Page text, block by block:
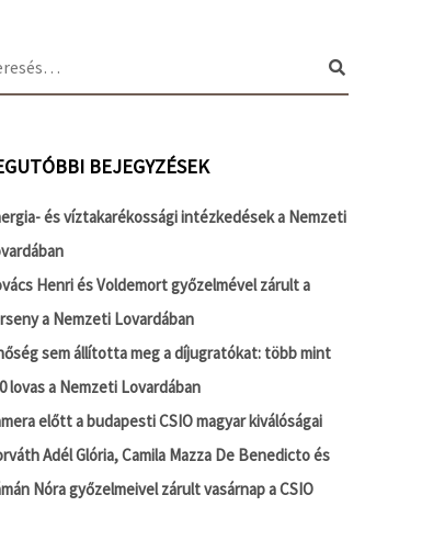
BEJEGYZÉSEK
és víztakarékossági intézkedések a Nemzeti
Henri és Voldemort győzelmével zárult a
a Nemzeti Lovardában
sem állította meg a díjugratókat: több mint
lovas a Nemzeti Lovardában
előtt a budapesti CSIO magyar kiválóságai
Adél Glória, Camila Mazza De Benedicto és
Nóra győzelmeivel zárult vasárnap a CSIO